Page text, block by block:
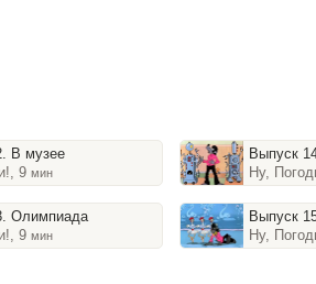
В музее
9 мин
Олимпиада
9 мин
Выпуск
Ну,
Выпуск
Ну,